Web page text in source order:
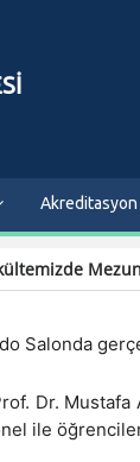
Akreditasyon
Salonda
Dr. Mustafa
ile